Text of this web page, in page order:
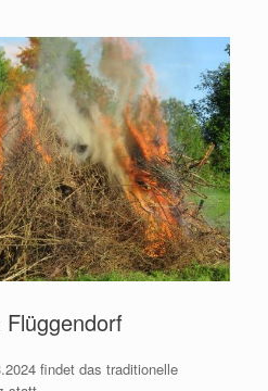
findet das traditionelle